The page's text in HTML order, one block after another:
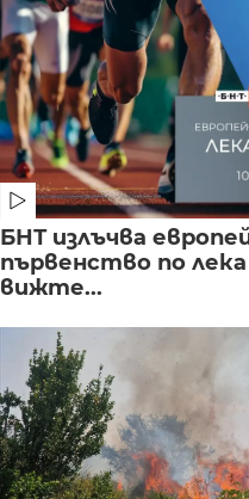
БНТ излъчва
първенство по
вижте...